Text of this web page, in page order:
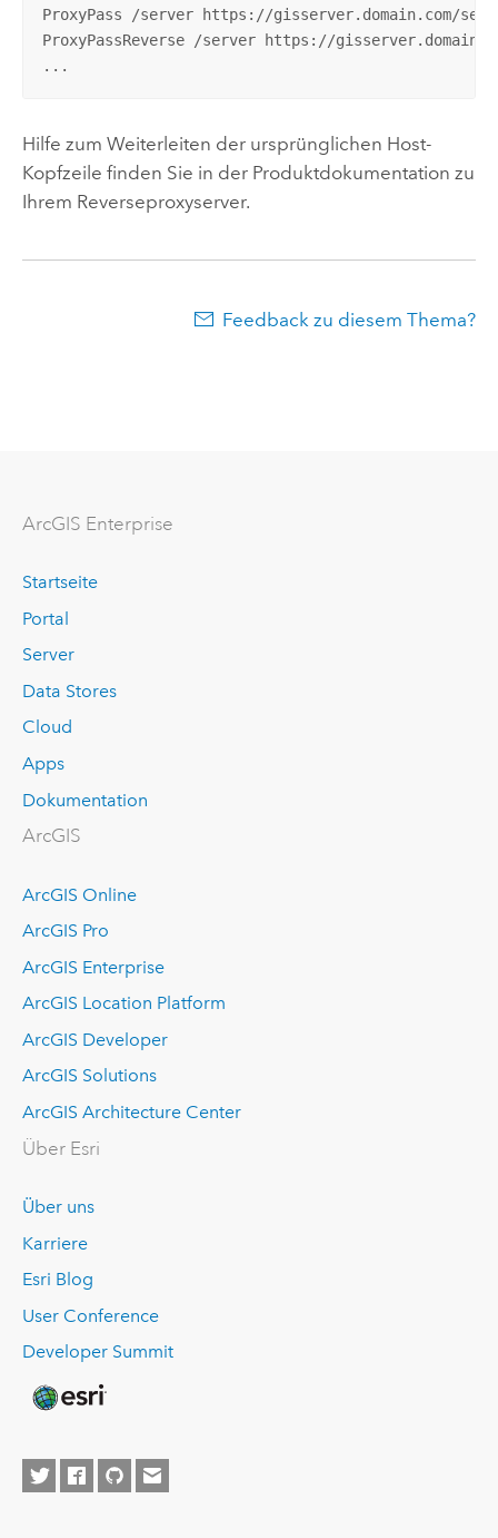
ProxyPass /server https://gisserver.domain.com/
ProxyPassReverse /server https://
...
Hilfe zum Weiterleiten der ursprünglichen Host-
Kopfzeile finden Sie in der Produktdokumentation zu
Ihrem Reverseproxyserver.
Feedback zu diesem Thema?
ArcGIS Enterprise
Startseite
Portal
Server
Data Stores
Cloud
Apps
Dokumentation
ArcGIS
ArcGIS Online
ArcGIS Pro
ArcGIS Enterprise
ArcGIS Location Platform
ArcGIS Developer
ArcGIS Solutions
ArcGIS Architecture Center
Über Esri
Über uns
Karriere
Esri Blog
User Conference
Developer Summit